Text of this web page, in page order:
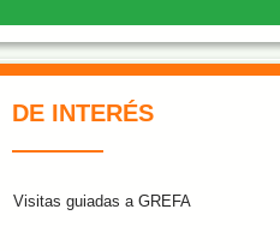
DE INTERÉS
Visitas guiadas a GREFA